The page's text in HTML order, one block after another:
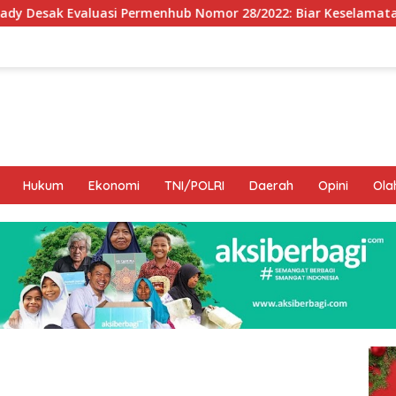
Nomor 28/2022: Biar Keselamatan Pelayaran Tak
Hukum Ekonomi TNI/POLRI Daerah Opini